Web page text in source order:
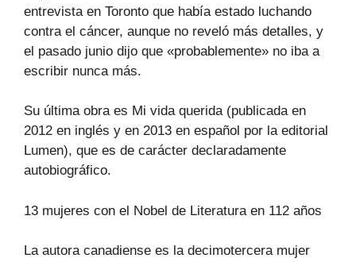
entrevista en Toronto que había estado luchando
contra el cáncer, aunque no reveló más detalles, y
el pasado junio dijo que «probablemente» no iba a
escribir nunca más.
Su última obra es Mi vida querida (publicada en
2012 en inglés y en 2013 en español por la editorial
Lumen), que es de carácter declaradamente
autobiográfico.
13 mujeres con el Nobel de Literatura en 112 años
La autora canadiense es la decimotercera mujer